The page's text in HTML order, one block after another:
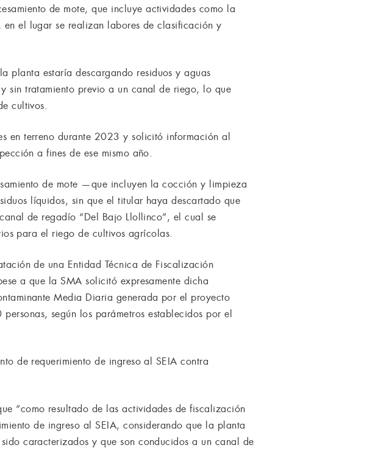
de mote, que incluye actividades como la
el lugar se realizan labores de clasificación y
planta estaría descargando residuos y aguas
sin tratamiento previo a un canal de riego, lo que
cultivos.
en terreno durante 2023 y solicitó información al
a fines de ese mismo año.
de mote —que incluyen la cocción y limpieza
líquidos, sin que el titular haya descartado que
de regadío “Del Bajo Llollinco”, el cual se
para el riego de cultivos agrícolas.
de una Entidad Técnica de Fiscalización
a que la SMA solicitó expresamente dicha
Media Diaria generada por el proyecto
según los parámetros establecidos por el
de requerimiento de ingreso al SEIA contra
“como resultado de las actividades de fiscalización
de ingreso al SEIA, considerando que la planta
caracterizados y que son conducidos a un canal de